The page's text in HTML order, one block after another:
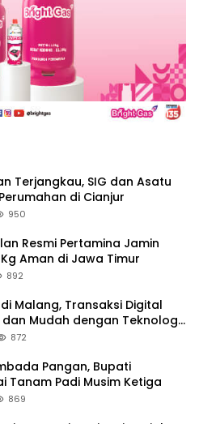
Terjangkau, SIG dan Asatu
di Cianjur
950
Resmi Pertamina Jamin
Kg Aman di Jawa Timur
892
Malang, Transaksi Digital
Mudah dengan Teknologi
872
Pangan, Bupati
Tanam Padi Musim Ketiga
869